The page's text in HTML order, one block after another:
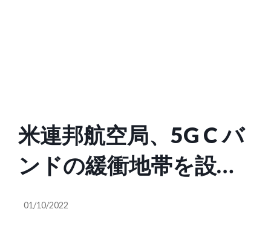
米連邦航空局、5G C バ
ンドの緩衝地帯を設け
る 50 空港を公表
01/10/2022